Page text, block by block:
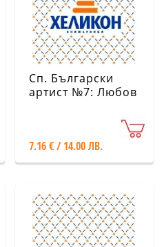
Сп. Български
артист №7: Любов
7.16 € / 14.00 ЛВ.